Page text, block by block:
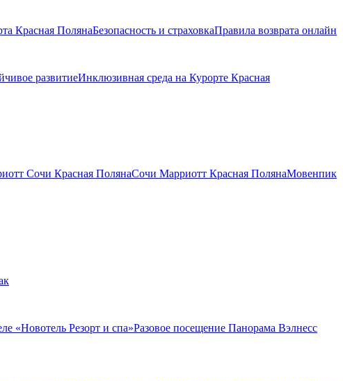
Красная ПолянаБезопасность и страховкаПравила возврата онлайн
развитиеИнклюзивная среда на Курорте Красная
Сочи Красная ПолянаСочи Марриотт Красная ПолянаМовенпик
«Новотель Резорт и спа»Разовое посещение Панорама Вэлнесс